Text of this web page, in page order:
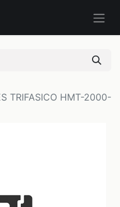
TRIFASICO HMT-2000-